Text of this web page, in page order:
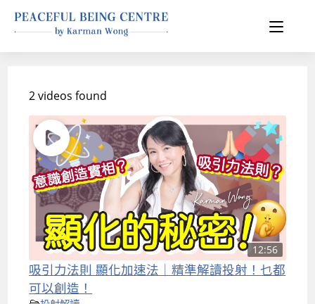
2 videos found
12:56
吸引力法則 顯化加速法｜精準解讀投射！乜都
可以創造！